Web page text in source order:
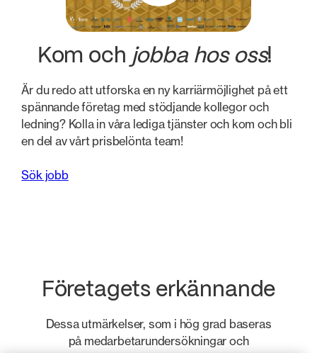
Kom och jobba hos oss!
Är du redo att utforska en ny karriärmöjlighet på ett
spännande företag med stödjande kollegor och
ledning? Kolla in våra lediga tjänster och kom och bli
en del av vårt prisbelönta team!
Sök jobb
Företagets erkännande
Dessa utmärkelser, som i hög grad baseras
på medarbetarundersökningar och